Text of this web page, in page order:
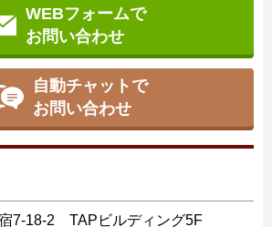
WEBフォームで
お問い合わせ
自動チャットで
お問い合わせ
7-18-2 TAPビルディング5F